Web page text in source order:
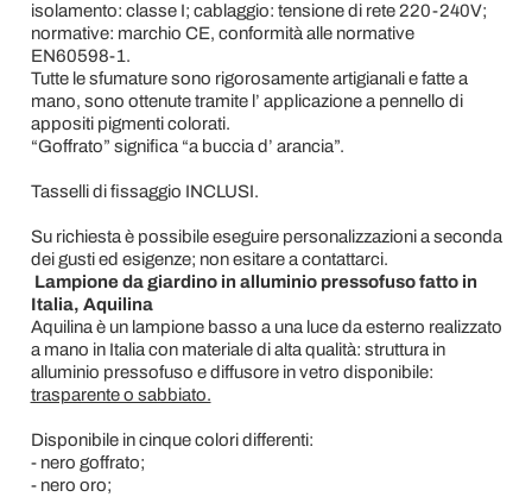
isolamento: classe I; cablaggio: tensione di rete 220-240V;
normative: marchio CE, conformità alle normative
EN60598-1.
Tutte le sfumature sono rigorosamente artigianali e fatte a
mano, sono ottenute tramite l’ applicazione a pennello di
appositi pigmenti colorati.
“Goffrato” significa “a buccia d’ arancia”.
Tasselli di fissaggio INCLUSI.
Su richiesta è possibile eseguire personalizzazioni a seconda
dei gusti ed esigenze; non esitare a contattarci.
Lampione da giardino in alluminio pressofuso fatto in
Italia, Aquilina
Aquilina è un lampione basso a una luce da esterno realizzato
a mano in Italia con materiale di alta qualità: struttura in
alluminio pressofuso e diffusore in vetro disponibile:
trasparente o sabbiato.
Disponibile in cinque colori differenti:
- nero goffrato;
- nero oro;